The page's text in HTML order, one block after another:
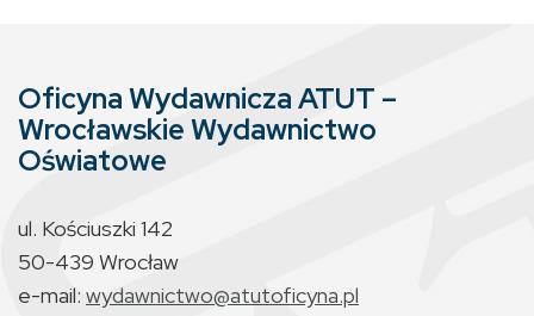
Oficyna Wydawnicza ATUT –
Wrocławskie Wydawnictwo
Oświatowe
ul. Kościuszki 142
50-439 Wrocław
e-mail: wydawnictwo@atutoficyna.pl